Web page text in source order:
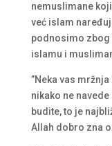
nemuslimane
već islam
podnosimo zbog
islamu i
”Neka vas
nikako ne
budite, to je
Allah dobro zna